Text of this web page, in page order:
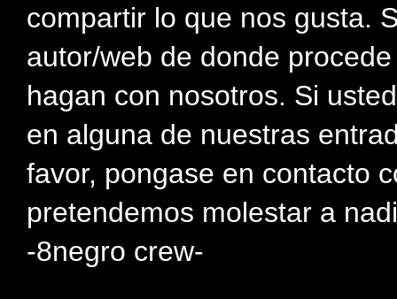
compartir lo que nos gusta.
autor/web de donde
hagan con nosotros. Si
en alguna de nuestras
favor, pongase en contacto
pretendemos molestar a
-8negro crew-